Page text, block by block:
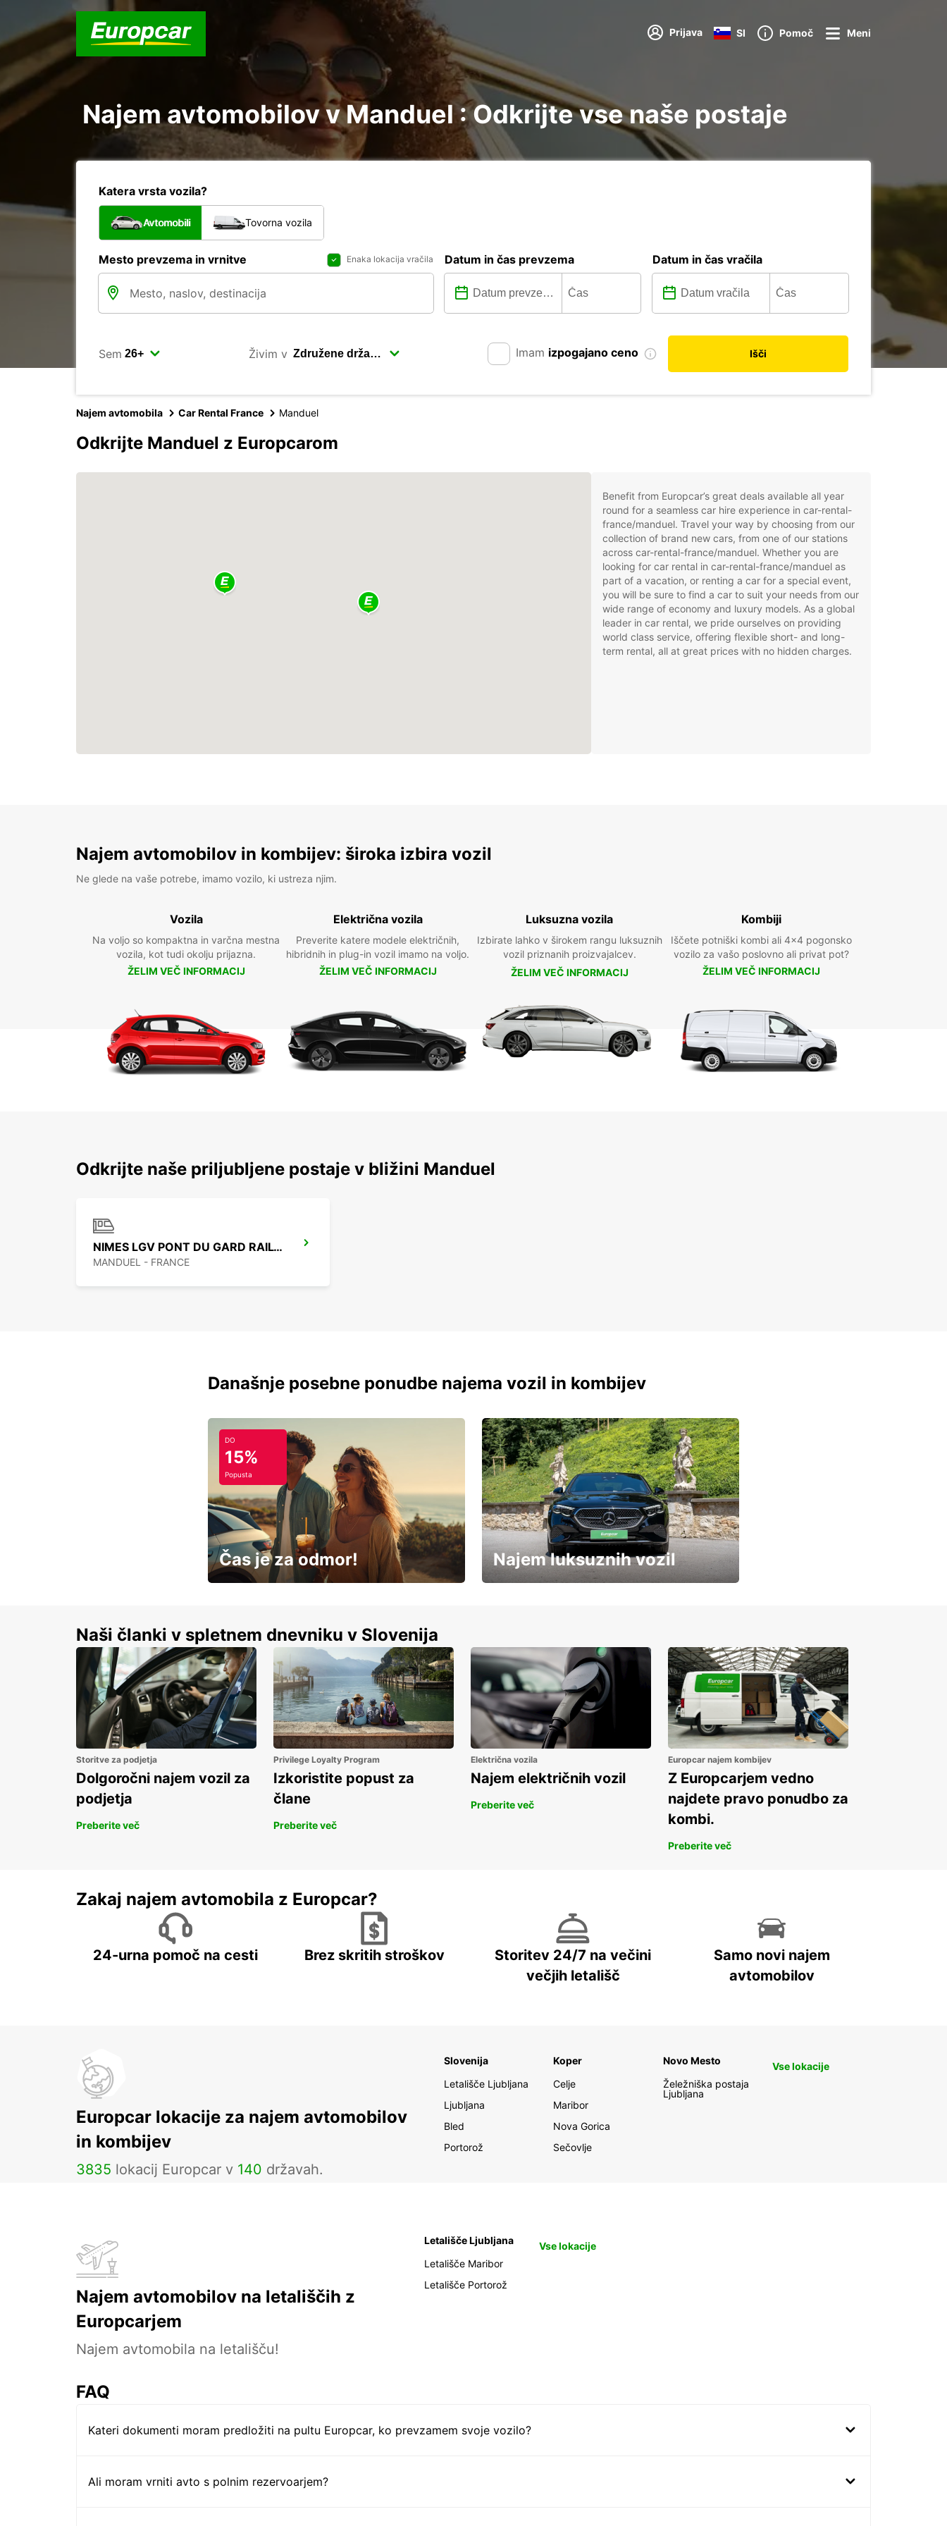
Prijava SI Pomoč Meni
Najem avtomobilov v Manduel : Odkrijte vse naše postaje
Katera vrsta vozila?
Avtomobili Tovorna vozila
Mesto prevzema in vrnitve Enaka lokacija vračila Datum in čas prevzema Datum in čas vračila
Sem Živim v Imam izpogajano ceno Išči
Najem avtomobila Car Rental France Manduel
Odkrijte Manduel z Europcarom
Benefit from Europcar’s great deals available all year
round for a seamless car hire experience in car-rental-
france/manduel. Travel your way by choosing from our
collection of brand new cars, from one of our stations
across car-rental-france/manduel. Whether you are
looking for car rental in car-rental-france/manduel as
part of a vacation, or renting a car for a special event,
you will be sure to find a car to suit your needs from our
wide range of economy and luxury models. As a global
leader in car rental, we pride ourselves on providing
world class service, offering flexible short- and long-
term rental, all at great prices with no hidden charges.
Najem avtomobilov in kombijev: široka izbira vozil
Ne glede na vaše potrebe, imamo vozilo, ki ustreza njim.
Vozila
Na voljo so kompaktna in varčna mestna
vozila, kot tudi okolju prijazna.
ŽELIM VEČ INFORMACIJ
Električna vozila
Preverite katere modele električnih,
hibridnih in plug-in vozil imamo na voljo.
ŽELIM VEČ INFORMACIJ
Luksuzna vozila
Izbirate lahko v širokem rangu luksuznih
vozil priznanih proizvajalcev.
ŽELIM VEČ INFORMACIJ
Kombiji
Iščete potniški kombi ali 4x4 pogonsko
vozilo za vašo poslovno ali privat pot?
ŽELIM VEČ INFORMACIJ
Odkrijte naše priljubljene postaje v bližini Manduel
NIMES LGV PONT DU GARD RAILWAY STATION
MANDUEL - FRANCE
Današnje posebne ponudbe najema vozil in kombijev
DO
15%
Popusta
Čas je za odmor! Najem luksuznih vozil
Naši članki v spletnem dnevniku v Slovenija
Storitve za podjetja
Dolgoročni najem vozil za
podjetja
Preberite več
Privilege Loyalty Program
Izkoristite popust za
člane
Preberite več
Električna vozila
Najem električnih vozil
Preberite več
Europcar najem kombijev
Z Europcarjem vedno
najdete pravo ponudbo za
kombi.
Preberite več
Zakaj najem avtomobila z Europcar?
24-urna pomoč na cesti Brez skritih stroškov
Storitev 24/7 na večini
večjih letališč
Samo novi najem
avtomobilov
Europcar lokacije za najem avtomobilov
in kombijev
3835 lokacij Europcar v 140 državah.
Slovenija
Letališče Ljubljana
Ljubljana
Bled
Portorož
Koper
Celje
Maribor
Nova Gorica
Sečovlje
Novo Mesto
Želežniška postaja
Ljubljana
Vse lokacije
Najem avtomobilov na letališčih z
Europcarjem
Najem avtomobila na letališču!
Letališče Ljubljana
Letališče Maribor
Letališče Portorož
Vse lokacije
FAQ
Kateri dokumenti moram predložiti na pultu Europcar, ko prevzamem svoje vozilo?
Ali moram vrniti avto s polnim rezervoarjem?